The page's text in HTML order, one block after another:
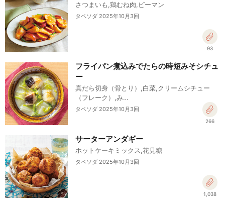
さつまいも,鶏むね肉,ピーマン
タベソダ 2025年10月3回
93
フライパン煮込みでたらの時短みそシチュ
ー
真だら切身（骨とり）,白菜,クリームシチュー
（フレーク）,み…
タベソダ 2025年10月3回
266
サーターアンダギー
ホットケーキミックス,花見糖
タベソダ 2025年10月3回
1,038